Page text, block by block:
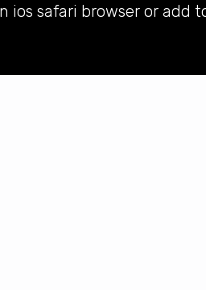
ios safari browser or